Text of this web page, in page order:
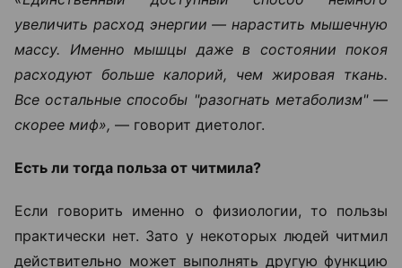
невозможно», —объясняет Светлана
Чернушевич.
По словам специалиста, сам по себе метаболизм
— сложная система, на которую не способны
торта, ни так называемые «разгоняющие»
продукты.
«Единственный доступный способ немного